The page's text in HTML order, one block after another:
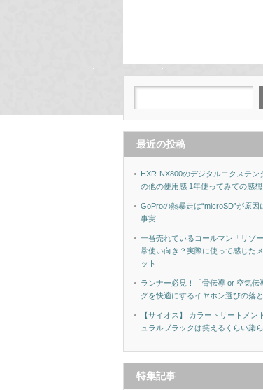
最近の投稿
HXR-NX800のデジタルエクステン
の他の使用感 1年使ってみての感想
GoProの熱暴走は“microSD”が原因
事実
一番売れているコールマン「リゾ
常使い向き？実際に使って感じた
ット
ランナー必見！「骨伝導 or 空気伝
グを快適にするイヤホン選びの落
【サイオス】 カラートリートメン
ュラルブラックは笑えるくらい染
特集記事